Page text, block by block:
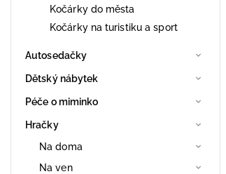
Kočárky do města
Kočárky na turistiku a sport
Autosedačky
Dětský nábytek
Péče o miminko
Hračky
Na doma
Na ven